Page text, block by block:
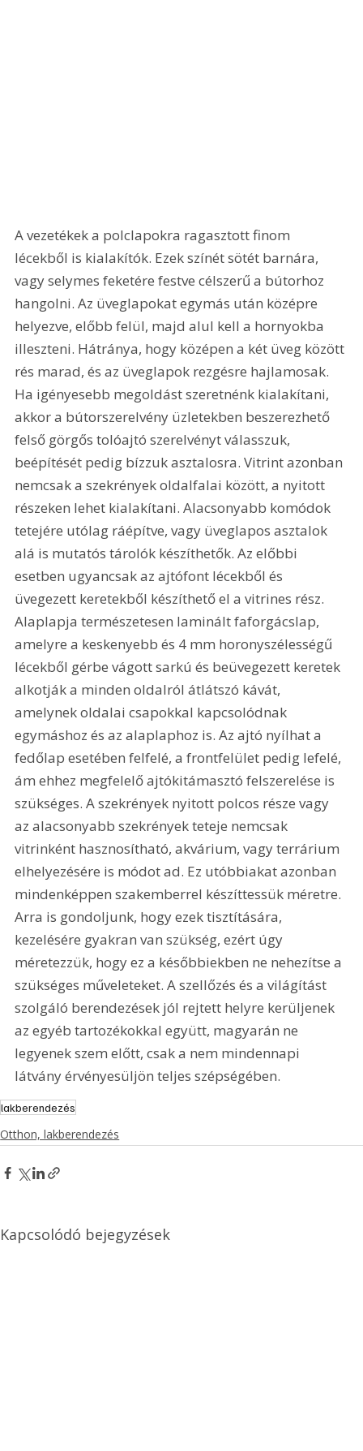
A vezetékek a polclapokra ragasztott finom
lécekből is kialakítók. Ezek színét sötét barnára,
vagy selymes feketére festve célszerű a bútorhoz
hangolni. Az üveglapokat egymás után középre
helyezve, előbb felül, majd alul kell a hornyokba
illeszteni. Hátránya, hogy középen a két üveg között
rés marad, és az üveglapok rezgésre hajlamosak.
Ha igényesebb megoldást szeretnénk kialakítani,
akkor a bútorszerelvény üzletekben beszerezhető
felső görgős tolóajtó szerelvényt válasszuk,
beépítését pedig bízzuk asztalosra. Vitrint azonban
nemcsak a szekrények oldalfalai között, a nyitott
részeken lehet kialakítani. Alacsonyabb komódok
tetejére utólag ráépítve, vagy üveglapos asztalok
alá is mutatós tárolók készíthetők. Az előbbi
esetben ugyancsak az ajtófont lécekből és
üvegezett keretekből készíthető el a vitrines rész.
Alaplapja természetesen laminált faforgácslap,
amelyre a keskenyebb és 4 mm horonyszélességű
lécekből gérbe vágott sarkú és beüvegezett keretek
alkotják a minden oldalról átlátszó kávát,
amelynek oldalai csapokkal kapcsolódnak
egymáshoz és az alaplaphoz is. Az ajtó nyílhat a
fedőlap esetében felfelé, a frontfelület pedig lefelé,
ám ehhez megfelelő ajtókitámasztó felszerelése is
szükséges. A szekrények nyitott polcos része vagy
az alacsonyabb szekrények teteje nemcsak
vitrinként hasznosítható, akvárium, vagy terrárium
elhelyezésére is módot ad. Ez utóbbiakat azonban
mindenképpen szakemberrel készíttessük méretre.
Arra is gondoljunk, hogy ezek tisztítására,
kezelésére gyakran van szükség, ezért úgy
méretezzük, hogy ez a későbbiekben ne nehezítse a
szükséges műveleteket. A szellőzés és a világítást
szolgáló berendezések jól rejtett helyre kerüljenek
az egyéb tartozékokkal együtt, magyarán ne
legyenek szem előtt, csak a nem mindennapi
látvány érvényesüljön teljes szépségében.
lakberendezés
Otthon, lakberendezés
Kapcsolódó bejegyzések